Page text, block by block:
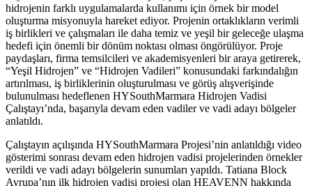
hidrojenin farklı uygulamalarda kullanımı için örnek bir model
oluşturma misyonuyla hareket ediyor. Projenin ortaklıkların verimli
iş birlikleri ve çalışmaları ile daha temiz ve yeşil bir geleceğe ulaşma
hedefi için önemli bir dönüm noktası olması öngörülüyor. Proje
paydaşları, firma temsilcileri ve akademisyenleri bir araya getirerek,
“Yeşil Hidrojen” ve “Hidrojen Vadileri” konusundaki farkındalığın
artırılması, iş birliklerinin oluşturulması ve görüş alışverişinde
bulunulması hedeflenen HYSouthMarmara Hidrojen Vadisi
Çalıştayı’nda, başarıyla devam eden vadiler ve vadi adayı bölgeler
anlatıldı.
Çalıştayın açılışında HYSouthMarmara Projesi’nin anlatıldığı video
gösterimi sonrası devam eden hidrojen vadisi projelerinden örnekler
verildi ve vadi adayı bölgelerin sunumları yapıldı. Tatiana Block
Avrupa’nın ilk hidrojen vadisi projesi olan HEAVENN hakkında